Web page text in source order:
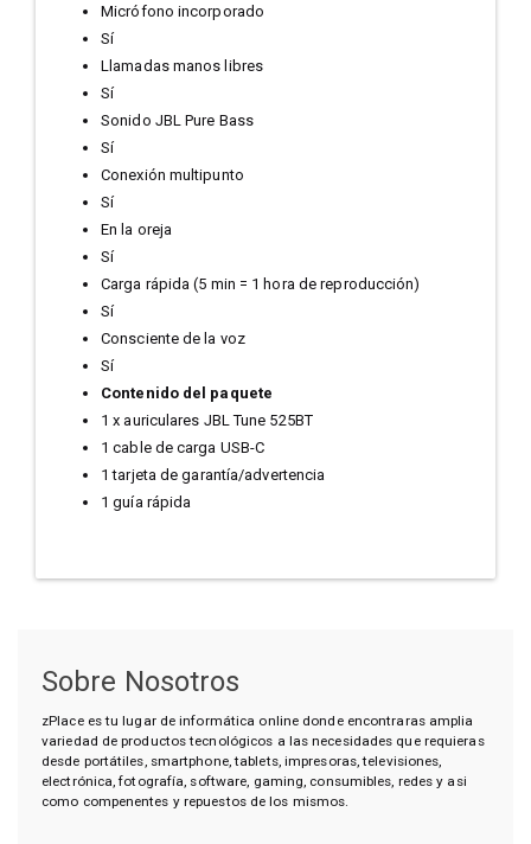
Micrófono incorporado
Sí
Llamadas manos libres
Sí
Sonido JBL Pure Bass
Sí
Conexión multipunto
Sí
En la oreja
Sí
Carga rápida (5 min = 1 hora de reproducción)
Sí
Consciente de la voz
Sí
Contenido del paquete
1 x auriculares JBL Tune 525BT
1 cable de carga USB-C
1 tarjeta de garantía/advertencia
1 guía rápida
Sobre Nosotros
zPlace es tu lugar de informática online donde encontraras amplia
variedad de productos tecnológicos a las necesidades que requieras
desde portátiles, smartphone, tablets, impresoras, televisiones,
electrónica, fotografía, software, gaming, consumibles, redes y asi
como compenentes y repuestos de los mismos.